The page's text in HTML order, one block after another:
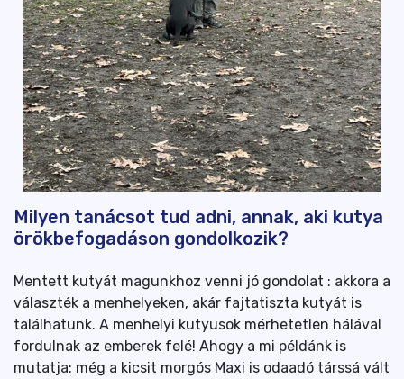
Milyen tanácsot tud adni, annak, aki kutya
örökbefogadáson gondolkozik?
Mentett kutyát magunkhoz venni jó gondolat : akkora a
választék a menhelyeken, akár fajtatiszta kutyát is
találhatunk. A menhelyi kutyusok mérhetetlen hálával
fordulnak az emberek felé! Ahogy a mi példánk is
mutatja: még a kicsit morgós Maxi is odaadó társsá vált